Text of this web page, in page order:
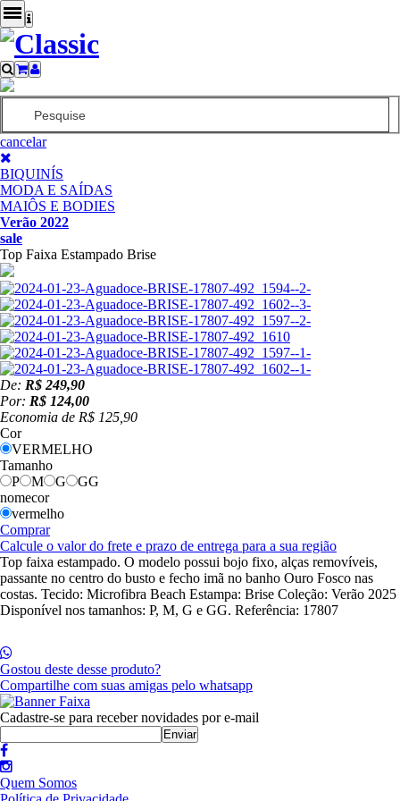
cancelar
BIQUINÍS
MODA E SAÍDAS
MAIÔS E BODIES
Verão 2022
sale
Top Faixa Estampado Brise
De: R$ 249,90
Por: R$ 124,00
Economia de R$ 125,90
Cor
VERMELHO
Tamanho
P
M G
GG
nomecor
vermelho
Comprar
Calcule o valor do frete e prazo de entrega para a sua região
Top faixa estampado. O modelo possui bojo fixo, alças removíveis,
passante no centro do busto e fecho imã no banho Ouro Fosco nas
costas. Tecido: Microfibra Beach Estampa: Brise Coleção: Verão 2025
Disponível nos tamanhos: P, M, G e GG. Referência: 17807
Gostou deste desse produto?
Compartilhe com suas amigas pelo whatsapp
Cadastre-se para receber novidades por e-mail
Quem Somos